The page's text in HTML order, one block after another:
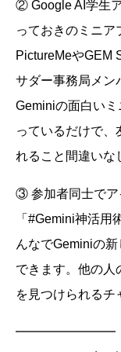
② Google AI学生
っておきのミニア
PictureMeやGEM
サダー事務局メン
Geminiの面白い
っているだけで、
れること間違いな
③ 参加者同士でア
「#Gemini神活
んなでGeminiの
できます。他の人
を見つけられるチ
━━━━━━━━